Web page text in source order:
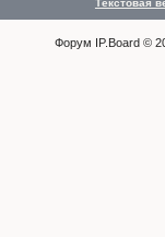
Текстовая
Форум IP.Board ©